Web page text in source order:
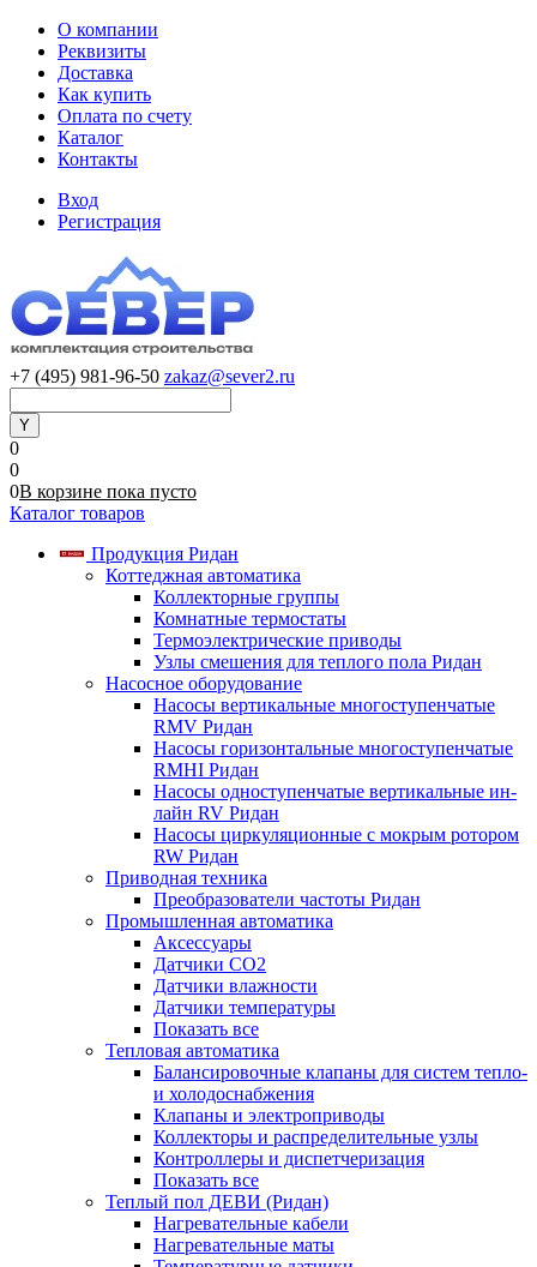
О компании
Реквизиты
Доставка
Как купить
Оплата по счету
Каталог
Контакты
Вход
Регистрация
+7 (495) 981-96-50 zakaz@sever2.ru
0
0
0В корзине пока пусто
Каталог товаров
Продукция Ридан
Коттеджная автоматика
Коллекторные группы
Комнатные термостаты
Термоэлектрические приводы
Узлы смешения для теплого пола Ридан
Насосное оборудование
Насосы вертикальные многоступенчатые
RMV Ридан
Насосы горизонтальные многоступенчатые
RMHI Ридан
Насосы одноступенчатые вертикальные ин-
лайн RV Ридан
Насосы циркуляционные с мокрым ротором
RW Ридан
Приводная техника
Преобразователи частоты Ридан
Промышленная автоматика
Аксессуары
Датчики CO2
Датчики влажности
Датчики температуры
Показать все
Тепловая автоматика
Балансировочные клапаны для систем тепло-
и холодоснабжения
Клапаны и электроприводы
Коллекторы и распределительные узлы
Контроллеры и диспетчеризация
Показать все
Теплый пол ДЕВИ (Ридан)
Нагревательные кабели
Нагревательные маты